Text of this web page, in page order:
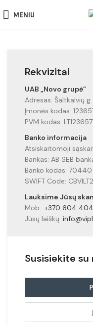
MENIU
Rekvizitai
UAB „Novo grupė”
Adresas: Šaltkalvių
Įmonės kodas:
PVM kodas:
Banko informacija
Atsiskaitomoji
Bankas: AB SEB
Banko kodas: 70440
SWIFT Code:
Lauksime Jūsų
Mob.: +370 604
Jūsų laiškų:
Susisiekite su